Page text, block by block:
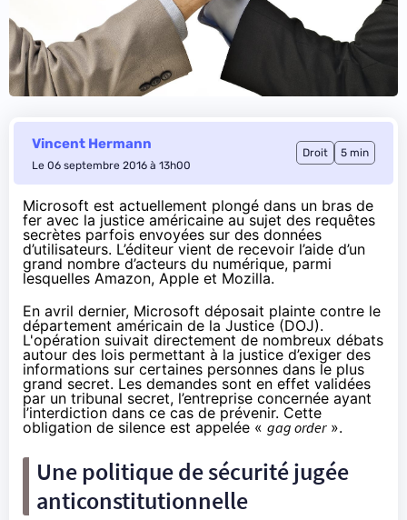
Vincent Hermann
Le 06 septembre 2016 à 13h00
Droit 5 min
Microsoft est actuellement plongé dans un bras de
fer avec la justice américaine au sujet des requêtes
secrètes parfois envoyées sur des données
d’utilisateurs. L’éditeur vient de recevoir l’aide d’un
grand nombre d’acteurs du numérique, parmi
lesquelles Amazon, Apple et Mozilla.
En avril dernier, Microsoft déposait plainte contre le
département américain de la Justice (DOJ).
L'opération suivait directement de nombreux débats
autour des lois permettant à la justice d’exiger des
informations sur certaines personnes dans le plus
grand secret. Les demandes sont en effet validées
par un tribunal secret, l’entreprise concernée ayant
l’interdiction dans ce cas de prévenir. Cette
obligation de silence est appelée « gag order».
Une politique de sécurité jugée
anticonstitutionnelle